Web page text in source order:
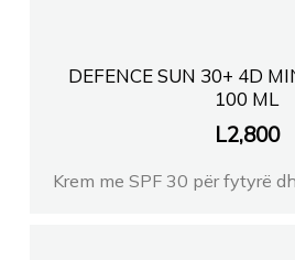
DEFENCE SUN 30+ 4D
100 ML
L2,800
Krem me SPF 30 për fytyrë